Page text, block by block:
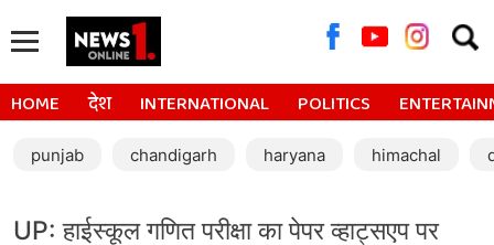
for:
HOME देश INTERNATIONAL POLITICS
punjab chandigarh haryana himachal
UP: हाईस्कूल गणित परीक्षा का पेपर व्हाट्सएप पर